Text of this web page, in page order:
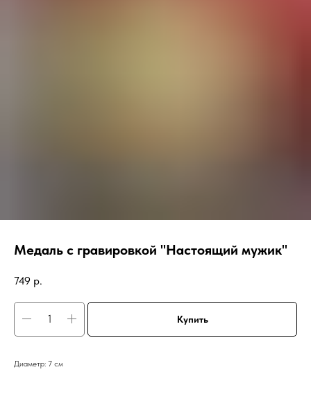
Медаль с гравировкой "Настоящий мужик"
749 р.
Купить
Диаметр: 7 см